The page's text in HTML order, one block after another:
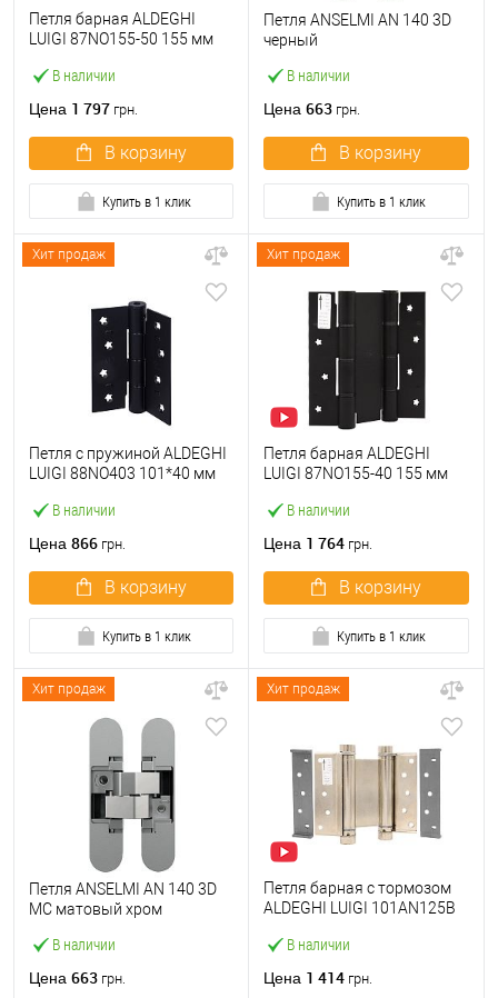
В наличии
Петля барная ALDEGHI
LUIGI 87NO155-50 155 мм
Цена 1 797 грн.
В корзину
Купить в 1 клик
В наличии
Петля ANSELMI AN 140 3D
черный
Цена 663 грн.
В корзину
Купить в 1 клик
Хит продаж
В наличии
Петля с пружиной ALDEGHI
LUIGI 88NO403 101*40 мм
Цена 866 грн.
В корзину
Купить в 1 клик
Хит продаж
В наличии
Петля барная ALDEGHI
LUIGI 87NO155-40 155 мм
Цена 1 764 грн.
В корзину
Купить в 1 клик
Хит продаж
В наличии
Петля ANSELMI AN 140 3D
MC матовый хром
Цена 663 грн.
Хит продаж
В наличии
Петля барная с тормозом
ALDEGHI LUIGI 101AN125B
Цена 1 414 грн.